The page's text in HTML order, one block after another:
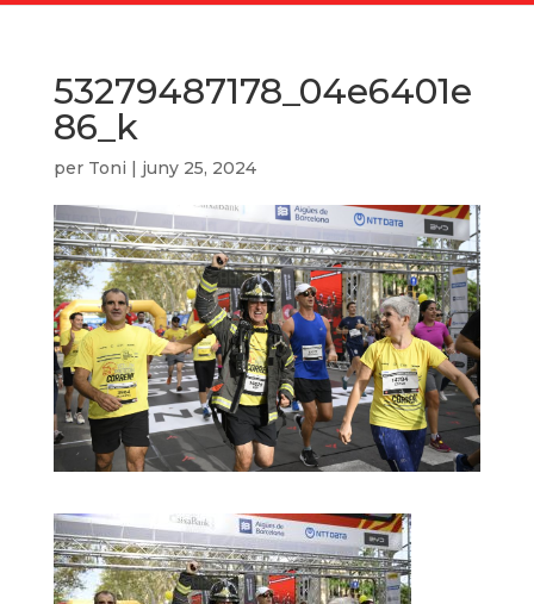
53279487178_04e6401e
86_k
per Toni | juny 25, 2024